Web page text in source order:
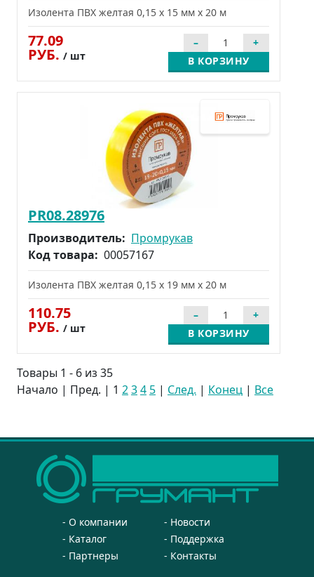
Изолента ПВХ желтая 0,15 x 15 мм х 20 м
77.09
РУБ. / шт В КОРЗИНУ
PR08.28976
Производитель: Промрукав
Код товара: 00057167
Изолента ПВХ желтая 0,15 x 19 мм х 20 м
110.75
РУБ. / шт В КОРЗИНУ
Товары 1 - 6 из 35
Начало | Пред. | 1 234 5 | След. | Конец | Все
О компании
Новости
Каталог
Поддержка
Партнеры
Контакты